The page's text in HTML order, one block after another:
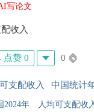
写论文
收入
点赞 0 0
可支配收入 中国统计
2024年 人均可支配收